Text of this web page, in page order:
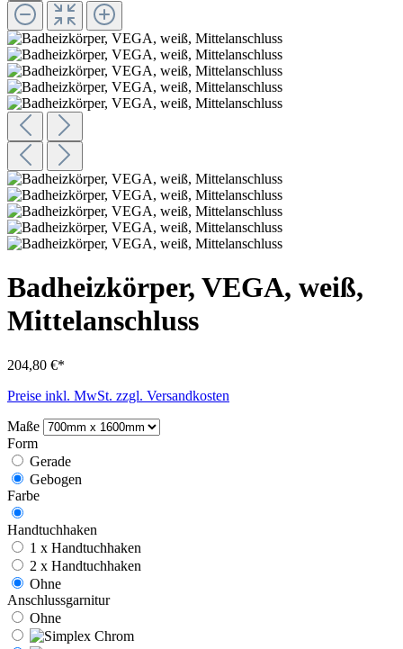
Badheizkörper, VEGA, weiß,
Mittelanschluss
204,80 €*
Preise inkl. MwSt. zzgl. Versandkosten
Maße
Form
Gerade
Gebogen
Farbe
Handtuchhaken
1 x Handtuchhaken
2 x Handtuchhaken
Ohne
Anschlussgarnitur
Ohne